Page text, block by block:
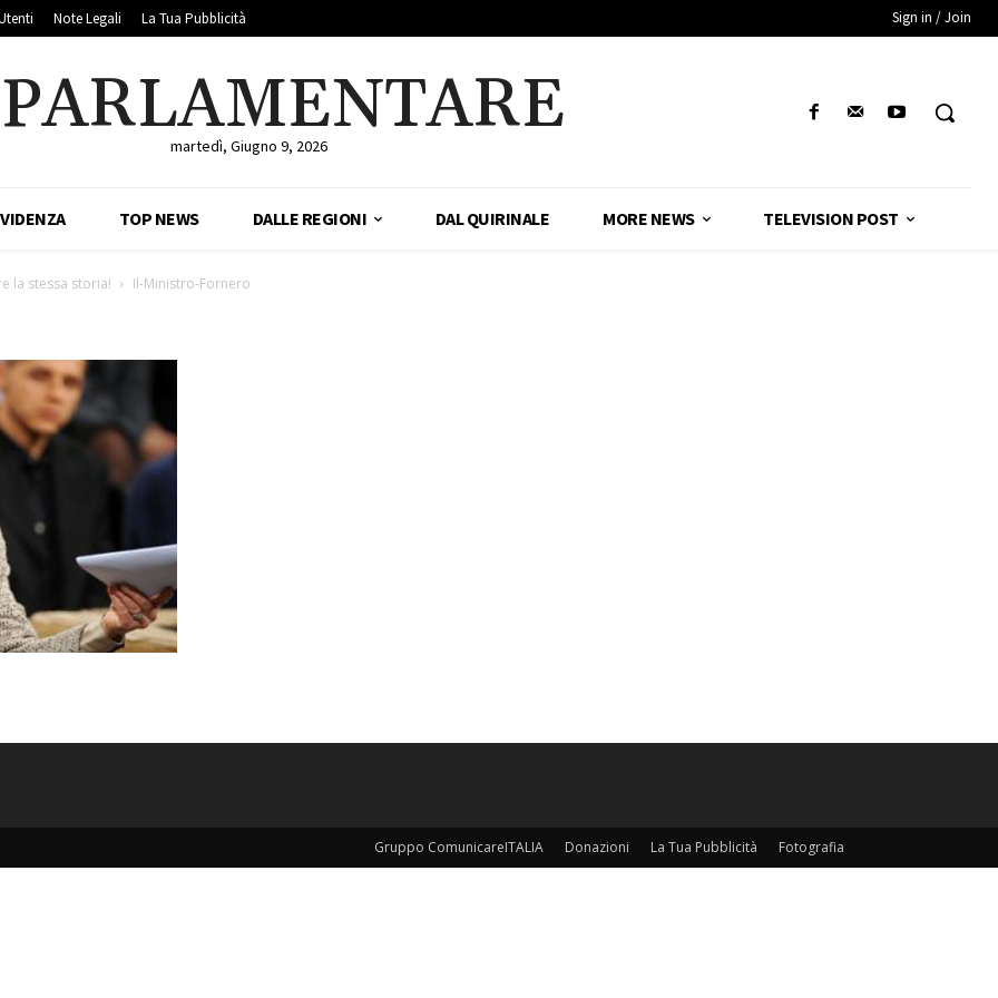
Note Legali La Tua Pubblicità Sign in / Join
martedì, Giugno 9, 2026
TOP NEWS DALLE REGIONI DAL QUIRINALE MORE NEWS TELEVISION POST
la stessa storia! Il-Ministro-Fornero
Gruppo ComunicareITALIA Donazioni La Tua Pubblicità Fotografia